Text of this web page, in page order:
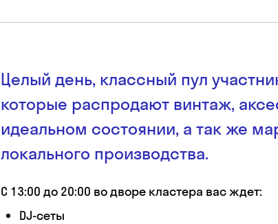
Целый день, классный пул
которые распродают винтаж,
идеальном состоянии, а так же
локального производства.
C 13:00 до 20:00 во дворе кластера вас ждет:
DJ-сеты